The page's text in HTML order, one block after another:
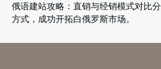
俄语建站攻略：直销与经销模式对比
方式，成功开拓白俄罗斯市场。